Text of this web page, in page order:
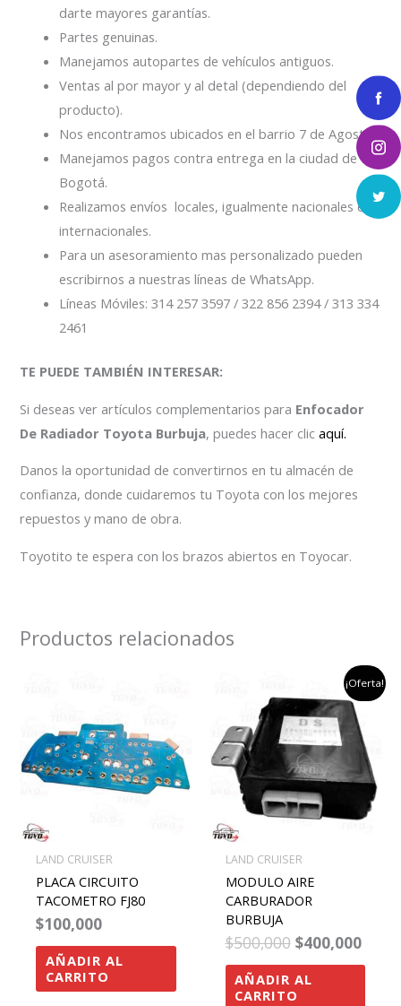
darte mayores garantías.
Partes genuinas.
Manejamos autopartes de vehículos antiguos.
Ventas al por mayor y al detal (dependiendo del
producto).
Nos encontramos ubicados en el barrio 7 de Agosto.
Manejamos pagos contra entrega en la ciudad de
Bogotá.
Realizamos envíos locales, igualmente nacionales e
internacionales.
Para un asesoramiento mas personalizado pueden
escribirnos a nuestras líneas de WhatsApp.
Líneas Móviles: 314 257 3597 / 322 856 2394 / 313 334
2461
TE PUEDE TAMBIÉN INTERESAR:
Si deseas ver artículos complementarios para Enfocador
De Radiador Toyota Burbuja, puedes hacer clicaquí.
Danos la oportunidad de convertirnos en tu almacén de
confianza, donde cuidaremos tu Toyota con los mejores
repuestos y mano de obra.
Toyotito te espera con los brazos abiertos en Toyocar.
Productos relacionados
LAND CRUISER
PLACA CIRCUITO
TACOMETRO FJ80
$100,000
AÑADIR AL
CARRITO
¡Oferta!
LAND CRUISER
MODULO AIRE
CARBURADOR
BURBUJA
$500,000
original
era:
$500,000.
$400,000
el
es:
AÑADIR AL
CARRITO